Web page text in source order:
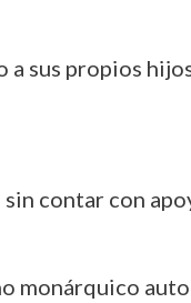
sus propios
contar con
monárquico